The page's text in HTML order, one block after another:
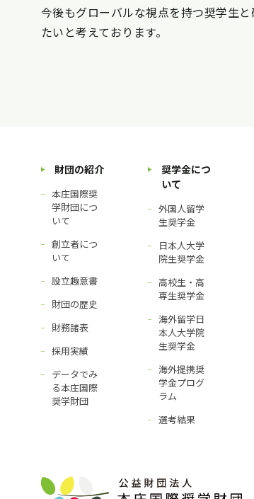
今後もグローバルな視点を持つ奨学生
たいと考えております。
財団の紹介
本庄国際奨
学財団につ
いて
創立者につ
いて
設立趣意書
財団の歴史
財務諸表
採用実績
データでみ
る本庄国際
奨学財団
奨学金につ
いて
外国人留学
生奨学金
日本人大学
院生奨学金
高校生・高
専生奨学金
海外留学日
本人大学院
生奨学金
海外提携奨
学金プログ
ラム
選考結果